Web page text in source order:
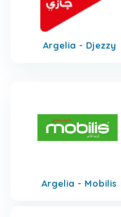
Argelia - Djezzy
Argelia - Mobilis